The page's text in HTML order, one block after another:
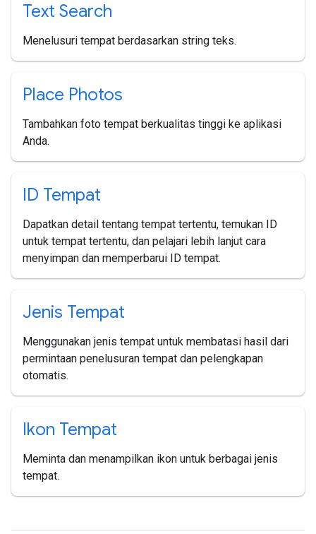
Text Search
Menelusuri tempat berdasarkan string teks.
Place Photos
Tambahkan foto tempat berkualitas tinggi ke aplikasi
Anda.
ID Tempat
Dapatkan detail tentang tempat tertentu, temukan ID
untuk tempat tertentu, dan pelajari lebih lanjut cara
menyimpan dan memperbarui ID tempat.
Jenis Tempat
Menggunakan jenis tempat untuk membatasi hasil dari
permintaan penelusuran tempat dan pelengkapan
otomatis.
Ikon Tempat
Meminta dan menampilkan ikon untuk berbagai jenis
tempat.